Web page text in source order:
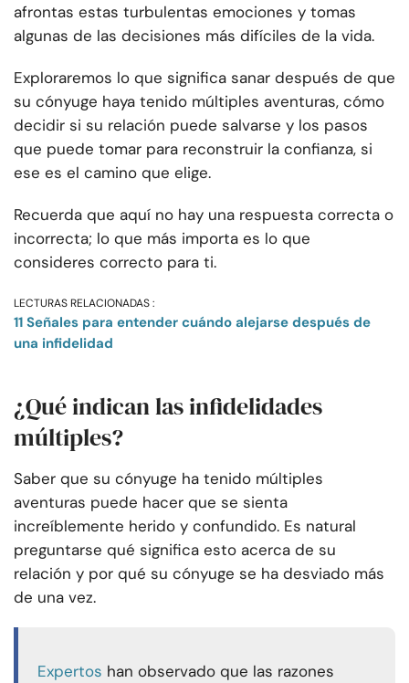
afrontas estas turbulentas emociones y tomas
algunas de las decisiones más difíciles de la vida.
Exploraremos lo que significa sanar después de que
su cónyuge haya tenido múltiples aventuras, cómo
decidir si su relación puede salvarse y los pasos
que puede tomar para reconstruir la confianza, si
ese es el camino que elige.
Recuerda que aquí no hay una respuesta correcta o
incorrecta; lo que más importa es lo que
consideres correcto para ti.
LECTURAS RELACIONADAS :
11 Señales para entender cuándo alejarse después de
una infidelidad
¿Qué indican las infidelidades
múltiples?
Saber que su cónyuge ha tenido múltiples
aventuras puede hacer que se sienta
increíblemente herido y confundido. Es natural
preguntarse qué significa esto acerca de su
relación y por qué su cónyuge se ha desviado más
de una vez.
Expertos han observado que las razones